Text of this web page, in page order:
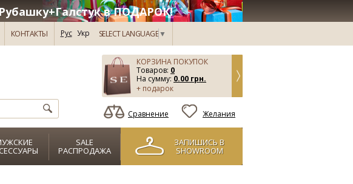
в ПОДАРОК!
КОНТАКТЫ Рус Укр SELECT LANGUAGE▼
КОРЗИНА ПОКУПОК
Товаров: 0
На сумму: 0.00 грн.
+ подарок
Сравнение Желания
SALE
РАСПРОДАЖА
ЗАПИШИСЬ В
SHOWROOM